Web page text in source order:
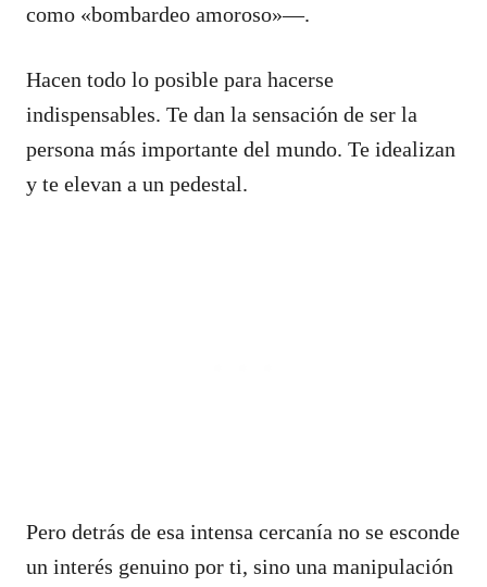
como «bombardeo amoroso»—.
Hacen todo lo posible para hacerse
indispensables. Te dan la sensación de ser la
persona más importante del mundo. Te idealizan
y te elevan a un pedestal.
Pero detrás de esa intensa cercanía no se esconde
un interés genuino por ti, sino una manipulación